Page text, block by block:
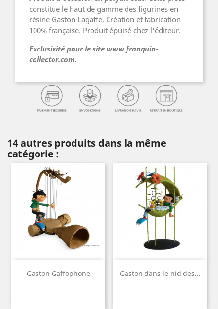
constitue le haut de gamme des figurines en
résine Gaston Lagaffe. Création et fabrication
100% française. Produit épuisé chez l'éditeur.
Exclusivité pour le site www.franquin-
collector.com.
14 autres produits dans la même
catégorie :
Gaston Gaffophone Gaston dans le nid des...